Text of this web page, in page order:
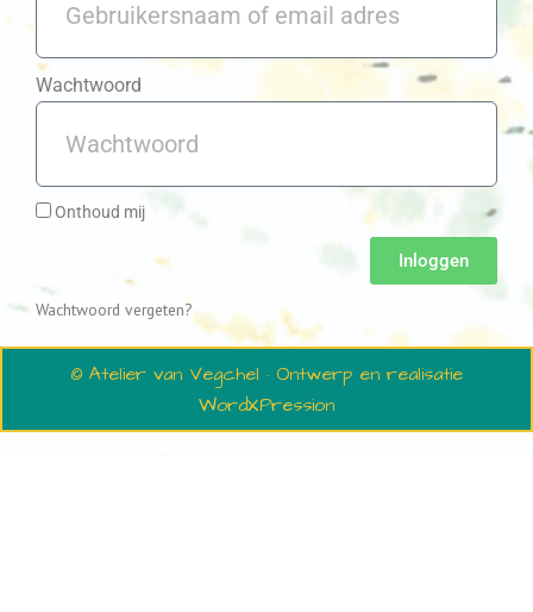
Wachtwoord
Onthoud mij
Inloggen
Wachtwoord vergeten?
© Atelier van Vegchel · Ontwerp en realisatie
WordXPression